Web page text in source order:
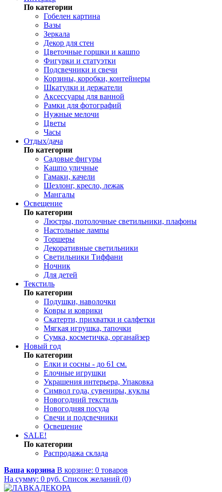
По категории
Гобелен картина
Вазы
Зеркала
Декор для стен
Цветочные горшки и кашпо
Фигурки и статуэтки
Подсвечники и свечи
Корзины, коробки, контейнеры
Шкатулки и держатели
Аксессуары для ванной
Рамки для фотографий
Нужные мелочи
Цветы
Часы
Отдых/дача
По категории
Садовые фигуры
Кашпо уличные
Гамаки, качели
Шезлонг, кресло, лежак
Мангалы
Освещение
По категории
Люстры, потолочные светильники, плафоны
Настольные лампы
Торшеры
Декоративные светильники
Светильники Тиффани
Ночник
Для детей
Текстиль
По категории
Подушки, наволочки
Ковры и коврики
Скатерти, прихватки и салфетки
Мягкая игрушка, тапочки
Сумка, косметичка, органайзер
Новый год
По категории
Елки и сосны - до 61 см.
Елочные игрушки
Украшения интерьера, Упаковка
Символ года, сувениры, куклы
Новогодний текстиль
Новогодняя посуда
Свечи и подсвечники
Освещение
SALE!
По категории
Распродажа склада
Ваша корзина В корзине: 0 товаров
На сумму: 0 руб. Список желаний (0)